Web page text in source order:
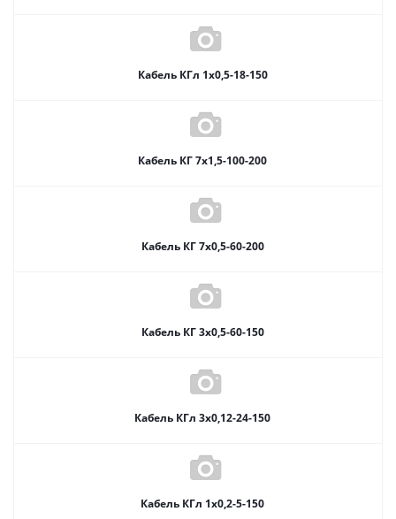
Кабель КГл 1х0,5-18-150
Кабель КГ 7х1,5-100-200
Кабель КГ 7х0,5-60-200
Кабель КГ 3х0,5-60-150
Кабель КГл 3х0,12-24-150
Кабель КГл 1х0,2-5-150